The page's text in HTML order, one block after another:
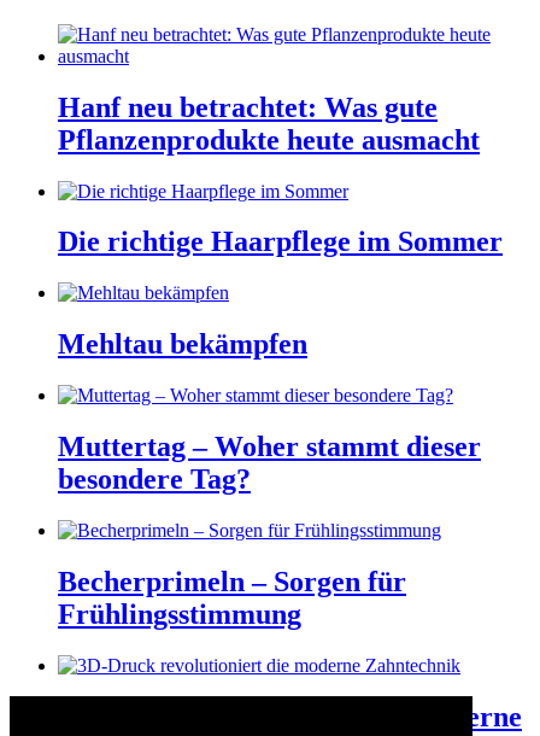
Hanf neu betrachtet: Was gute
Pflanzenprodukte heute ausmacht
Die richtige Haarpflege im Sommer
Mehltau bekämpfen
Muttertag – Woher stammt dieser
besondere Tag?
Becherprimeln – Sorgen für
Frühlingsstimmung
3D-Druck revolutioniert die moderne